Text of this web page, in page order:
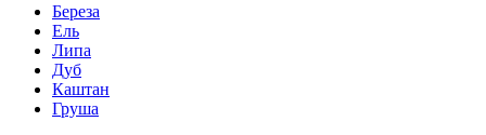
Береза
Ель
Липа
Дуб
Каштан
Груша